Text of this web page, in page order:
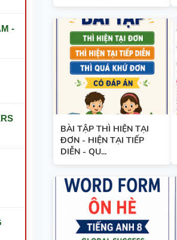
-
BÀI TẬP THÌ HIỆN TẠI
ĐƠN - HIỆN TẠI TIẾP
DIỄN - QU...